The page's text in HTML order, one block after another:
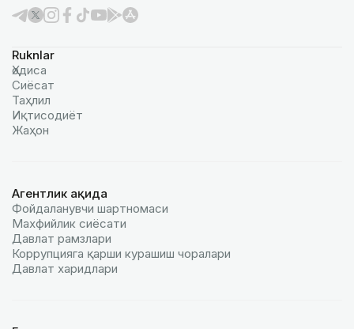
Ruknlar
Ҳодиса
Сиёсат
Таҳлил
Иқтисодиёт
Жаҳон
Агентлик ҳақида
Фойдаланувчи шартномаси
Махфийлик сиёсати
Давлат рамзлари
Коррупцияга қарши курашиш чоралари
Давлат харидлари